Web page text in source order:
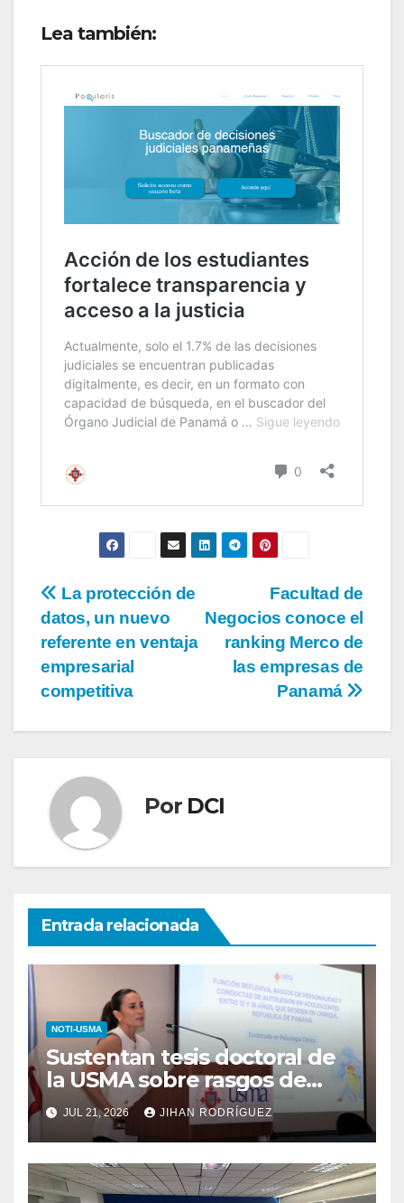
Lea también:
Facultad de
Negocios conoce el
ranking Merco de
las empresas de
Panamá
La protección de
datos, un nuevo
referente en ventaja
empresarial
competitiva
Por DCI
Entrada relacionada
NOTI-USMA
Sustentan tesis doctoral de
la USMA sobre rasgos de
personalidad y conductas de
autolesión en adolescentes
JUL 21, 2026 JIHAN RODRÍGUEZ